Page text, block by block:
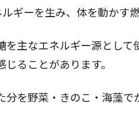
ギーを生み、体を動かす燃
主なエネルギー源として
ることがあります。
分を野菜・きのこ・海藻で